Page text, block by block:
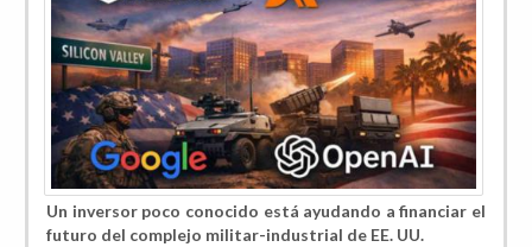
Un inversor poco conocido está ayudando a financiar el
futuro del complejo militar-industrial de EE. UU.